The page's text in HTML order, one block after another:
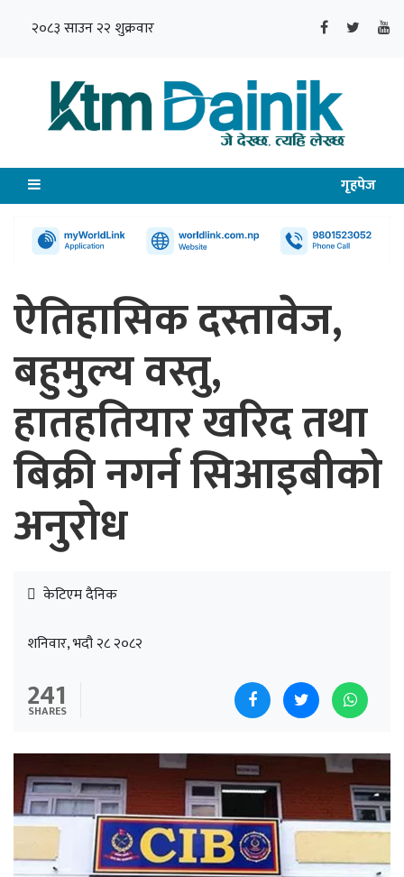
२०८३ साउन २२ शुक्रवार
गृहपेज
ऐतिहासिक दस्तावेज,
बहुमुल्य वस्तु,
हातहतियार खरिद तथा
बिक्री नगर्न सिआइबीको
अनुरोध
केटिएम दैनिक
शनिवार, भदौ २८ २०८२
241
SHARES